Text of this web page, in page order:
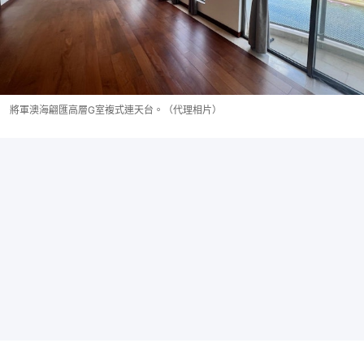
將軍澳海翩匯高層G室複式連天台。（代理相片）